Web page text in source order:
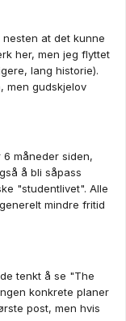
at det kunne
her, men jeg flyttet
lang historie).
men gudskjelov
måneder siden,
å bli såpass
"studentlivet". Alle
mindre fritid
tenkt å se "The
konkrete planer
post, men hvis